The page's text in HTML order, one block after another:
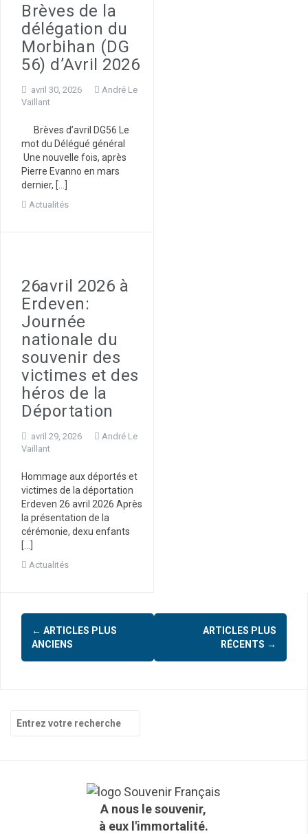
Brèves de la
délégation du
Morbihan (DG
56) d’Avril 2026
avril 30, 2026
André Le
Vaillant
Brèves d’avril DG56 Le
mot du Délégué général
Une nouvelle fois, après
Pierre Evanno en mars
dernier, […]
Actualités
26avril 2026 à
Erdeven:
Journée
nationale du
souvenir des
victimes et des
héros de la
Déportation
avril 29, 2026
André Le
Vaillant
Hommage aux déportés et
victimes de la déportation
Erdeven 26 avril 2026 Après
la présentation de la
cérémonie, dexu enfants
[…]
Actualités
N
a
g
← ARTICLES PLUS
ANCIENS
ARTICLES PLUS
RÉCENTS →
A nous le souvenir,
à eux l'immortalité.